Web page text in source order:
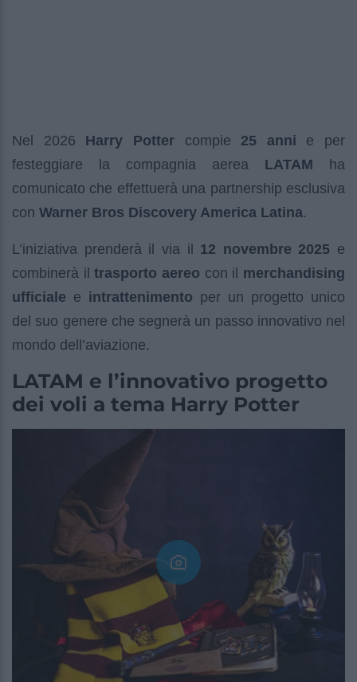
Nel 2026 Harry Pottercompie 25 anni e per
festeggiare la compagnia aerea LATAM ha
comunicato che effettuerà una partnership esclusiva
con Warner Bros Discovery America Latina.
L’iniziativa prenderà il via il 12 novembre 2025 e
combinerà iltrasporto aereo con il merchandising
ufficiale e intrattenimento per un progetto unico
del suo genere che segnerà un passo innovativo nel
mondo dell’aviazione.
LATAM e l’innovativo progetto
dei voli a tema Harry Potter